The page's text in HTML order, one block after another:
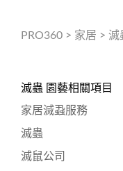
PRO360 > 家居 > 滅
滅蟲 園藝相關項目
家居滅蝨服務
滅蟲
滅鼠公司